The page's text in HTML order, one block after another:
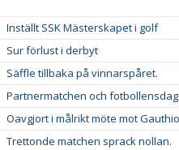
Inställt SSK Mästerskapet i golf
Sur förlust i derbyt
Säffle tillbaka på vinnarspåret.
Partnermatchen och fotbollensdag
Oavgjort i målrikt möte mot
Trettonde matchen sprack nollan.